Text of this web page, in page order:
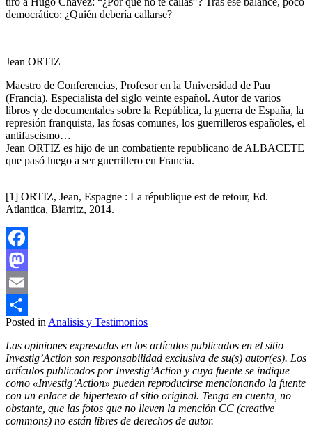
democrático: ¿Quién debería callarse?
Jean ORTIZ
Maestro de Conferencias, Profesor en la Universidad de Pau
(Francia). Especialista del siglo veinte español. Autor de varios
libros y de documentales sobre la República, la guerra de España, la
represión franquista, las fosas comunes, los guerrilleros españoles, el
antifascismo…
Jean ORTIZ es hijo de un combatiente republicano de ALBACETE
que pasó luego a ser guerrillero en Francia.
[1] ORTIZ, Jean, Espagne : La république est de retour, Ed.
Atlantica, Biarritz, 2014.
Facebook
Mastodon
Email
Compartir
Posted in Analisis y Testimonios
Las opiniones expresadas en los artículos publicados en el sitio
Investig’Action son responsabilidad exclusiva de su(s) autor(es). Los
artículos publicados por Investig’Action y cuya fuente se indique
como «Investig’Action» pueden reproducirse mencionando la fuente
con un enlace de hipertexto al sitio original. Tenga en cuenta, no
obstante, que las fotos que no lleven la mención CC (creative
commons) no están libres de derechos de autor.